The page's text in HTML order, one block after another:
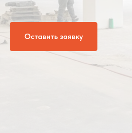
Оставить заявку